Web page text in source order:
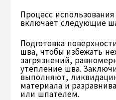
Процесс
включает следующие
Подготовка
шва, чтобы избежать
загрязнений,
утепление шва.
выполняют,
материала и
или шпателем.